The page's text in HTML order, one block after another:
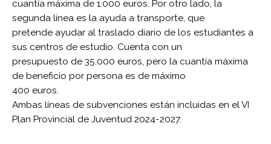
cuantía máxima de 1.000 euros. Por otro lado, la
segunda línea es la ayuda a transporte, que
pretende ayudar al traslado diario de los estudiantes a
sus centros de estudio. Cuenta con un
presupuesto de 35.000 euros, pero la cuantía máxima
de beneficio por persona es de máximo
400 euros.
Ambas líneas de subvenciones están incluidas en el VI
Plan Provincial de Juventud 2024-2027.